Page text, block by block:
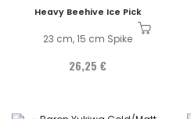
Heavy Beehive Ice Pick
23 cm, 15 cm Spike
26,25 €